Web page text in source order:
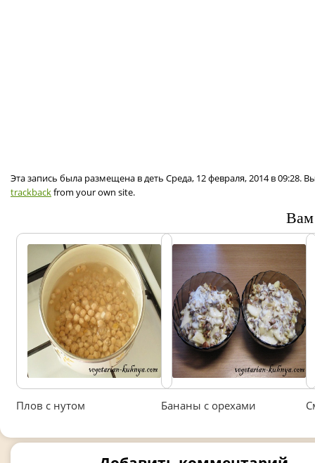
Эта запись была размещена в деть Среда, 12 февраля, 2014 в 09:28.
trackbackfrom your own site.
Вам
Плов с нутом Бананы с орехами